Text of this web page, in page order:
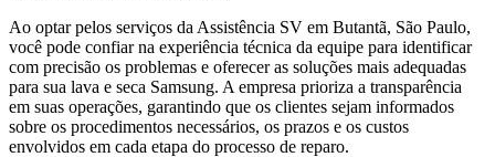
Ao optar pelos serviços da Assistência SV em Butantã, São Paulo,
você pode confiar na experiência técnica da equipe para identificar
com precisão os problemas e oferecer as soluções mais adequadas
para sua lava e seca Samsung. A empresa prioriza a transparência
em suas operações, garantindo que os clientes sejam informados
sobre os procedimentos necessários, os prazos e os custos
envolvidos em cada etapa do processo de reparo.